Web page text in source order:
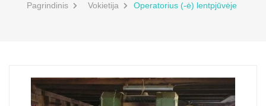
Pagrindinis Vokietija Operatorius (-ė) lentpjūvėje